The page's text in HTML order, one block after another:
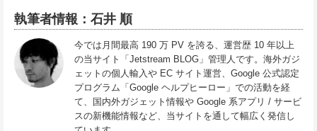
執筆者情報：石井 順
今では月間最高 190 万 PV を誇る、運営歴 10 年以上
の当サイト「Jetstream BLOG」管理人です。海外ガジ
ェットの個人輸入や EC サイト運営、Google 公式認定
プログラム「Google ヘルプヒーロー」での活動を経
て、国内外ガジェット情報や Google 系アプリ / サービ
スの新機能情報など、当サイトを通して幅広く発信し